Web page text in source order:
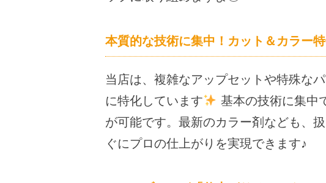
本質的な技術に集中！カット＆カラー
当店は、複雑なアップセットや特殊な
に特化しています
基本の技術に集中
が可能です。最新のカラー剤なども、
ぐにプロの仕上がりを実現できます♪